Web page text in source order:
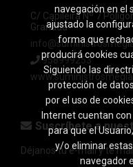
C/ Capileira Nº 7
Granada
958999253
Suscríbete a
Déjanos tu e-mail y te
navegación en el
ajustado la
forma que
producirá cookies
Siguiendo las
protección de
por el uso de
Internet cuentan
para que el
y/o eliminar
navegador